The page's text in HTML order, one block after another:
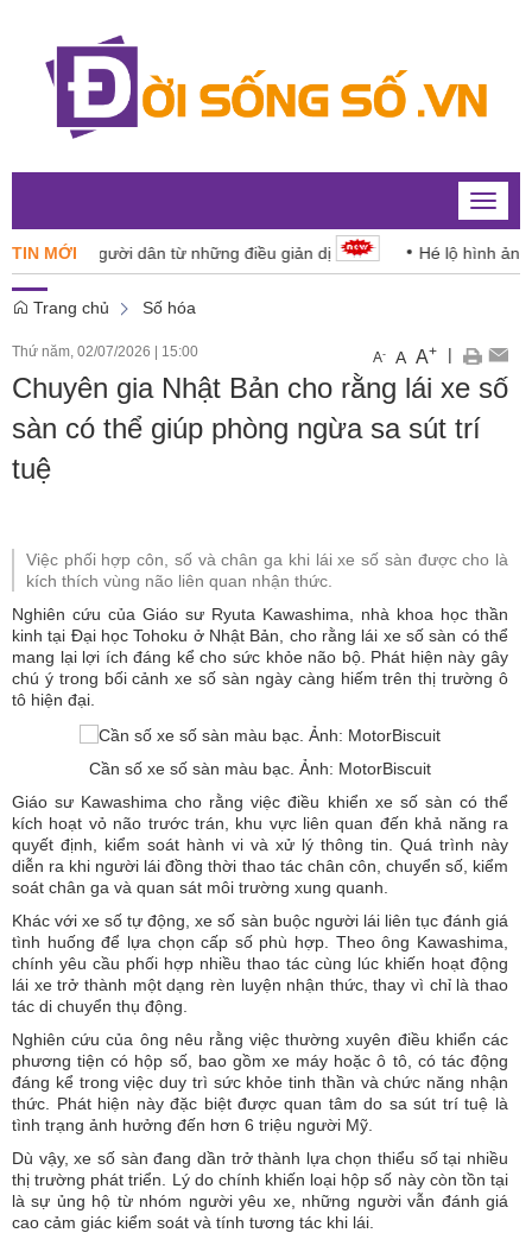
Toggle
TIN MỚI
cho người dân từ những điều giản dị Hé lộ hình ảnh
Trang chủ Số hóa
Thứ năm, 02/07/2026 15:00 A- A A+ |
Chuyên gia Nhật Bản cho rằng lái xe số
sàn có thể giúp phòng ngừa sa sút trí
tuệ
Việc phối hợp côn, số và chân ga khi lái xe số sàn được cho là
kích thích vùng não liên quan nhận thức.
Nghiên cứu của Giáo sư Ryuta Kawashima, nhà khoa học thần
kinh tại Đại học Tohoku ở Nhật Bản, cho rằng lái xe số sàn có thể
mang lại lợi ích đáng kể cho sức khỏe não bộ. Phát hiện này gây
chú ý trong bối cảnh xe số sàn ngày càng hiếm trên thị trường ô
tô hiện đại.
Cần số xe số sàn màu bạc. Ảnh: MotorBiscuit
Giáo sư Kawashima cho rằng việc điều khiển xe số sàn có thể
kích hoạt vỏ não trước trán, khu vực liên quan đến khả năng ra
quyết định, kiểm soát hành vi và xử lý thông tin. Quá trình này
diễn ra khi người lái đồng thời thao tác chân côn, chuyển số, kiểm
soát chân ga và quan sát môi trường xung quanh.
Khác với xe số tự động, xe số sàn buộc người lái liên tục đánh giá
tình huống để lựa chọn cấp số phù hợp. Theo ông Kawashima,
chính yêu cầu phối hợp nhiều thao tác cùng lúc khiến hoạt động
lái xe trở thành một dạng rèn luyện nhận thức, thay vì chỉ là thao
tác di chuyển thụ động.
Nghiên cứu của ông nêu rằng việc thường xuyên điều khiển các
phương tiện có hộp số, bao gồm xe máy hoặc ô tô, có tác động
đáng kể trong việc duy trì sức khỏe tinh thần và chức năng nhận
thức. Phát hiện này đặc biệt được quan tâm do sa sút trí tuệ là
tình trạng ảnh hưởng đến hơn 6 triệu người Mỹ.
Dù vậy, xe số sàn đang dần trở thành lựa chọn thiểu số tại nhiều
thị trường phát triển. Lý do chính khiến loại hộp số này còn tồn tại
là sự ủng hộ từ nhóm người yêu xe, những người vẫn đánh giá
cao cảm giác kiểm soát và tính tương tác khi lái.